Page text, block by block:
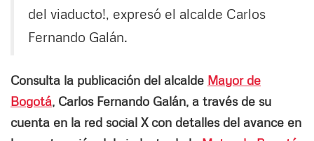
del viaducto!, expresó el alcalde Carlos
Fernando Galán.
Consulta la publicación del alcalde Mayor de
Bogotá, Carlos Fernando Galán, a través de su
cuenta en la red social X con detalles del avance en